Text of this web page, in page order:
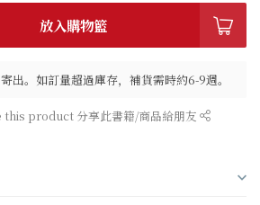
放入購物籃
出。如訂量超過庫存，補貨需時約6-9週。
this product 分享此書籍/商品給朋友